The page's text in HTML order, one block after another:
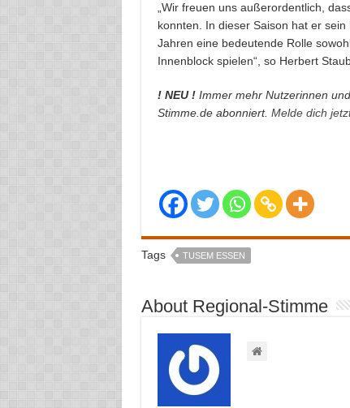
„Wir freuen uns außerordentlich,
konnten. In dieser Saison hat er
Jahren eine bedeutende Rolle
Innenblock spielen“, so Herbert
! NEU !Immer mehr Nutzerinnen
Stimme.de abonniert. Melde dich
Tags TUSEM ESSEN
About Regional-Stimme